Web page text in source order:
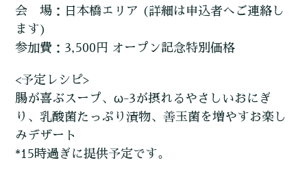
会 場：日本橋エリア (詳細は申込者へご連絡し
ます)
参加費：3,500円 オープン記念特別価格
<予定レシピ>
腸が喜ぶスープ、ω-3が摂れるやさしいおにぎ
り、乳酸菌たっぷり漬物、善玉菌を増やすお楽し
みデザート
*15時過ぎに提供予定です。